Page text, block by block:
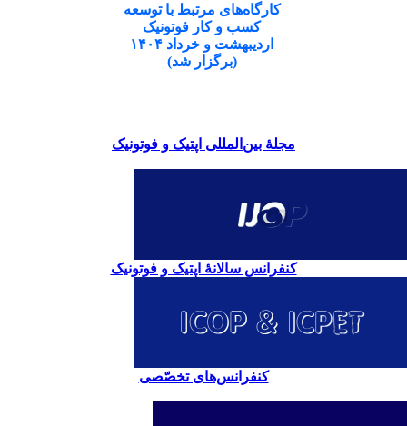
کارگاه‌های مرتبط با توسعه
کسب و کار فوتونیک
اردیبهشت و خرداد ۱۴۰۴
(برگزار شد)
مجلۀ بین‌المللی اپتیک و فوتونیک
کنفرانس سالانۀ اپتیک و فوتونیک
کنفرانس‌های تخصّصی